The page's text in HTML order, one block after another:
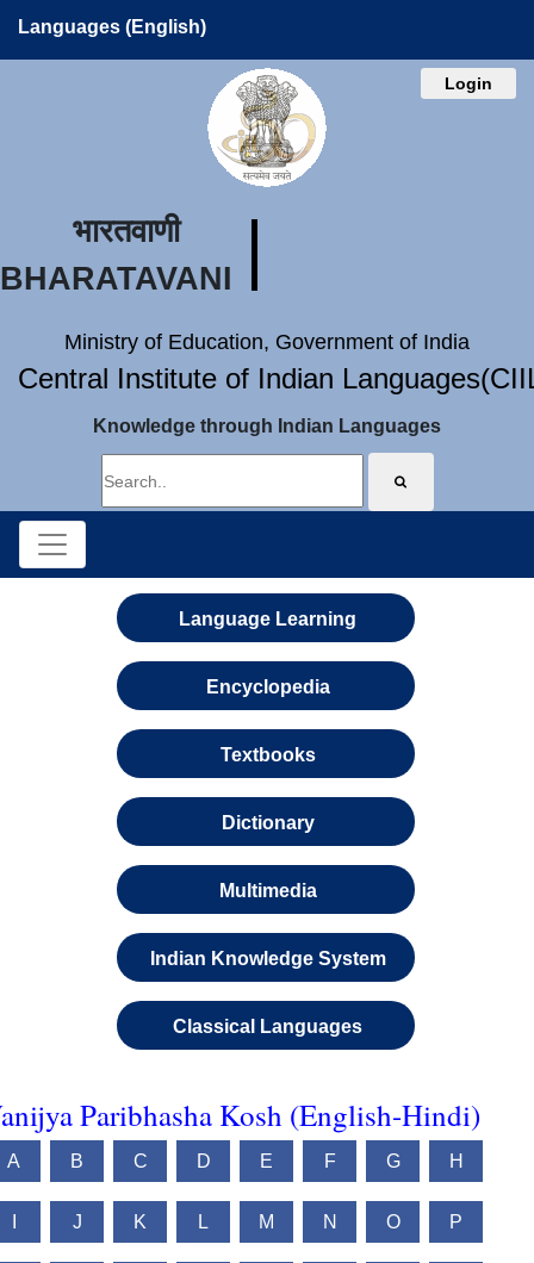
Languages (English)
Login
भारतवाणी
BHARATAVANI
Ministry of Education, Government of India
Central Institute of Indian
Knowledge through Indian Languages
Language Learning
Encyclopedia
Textbooks
Dictionary
Multimedia
Indian Knowledge System
Classical Languages
Paribhasha Kosh (English-Hindi)
A B C D E F G H
J K L M N O P